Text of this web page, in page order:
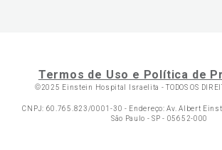
Termos de Uso e Política de
©2025 Einstein Hospital Israelita -TODOS OS
CNPJ: 60.765.823/0001-30 - Endereço: Av. Albert
São Paulo - SP - 05652-000